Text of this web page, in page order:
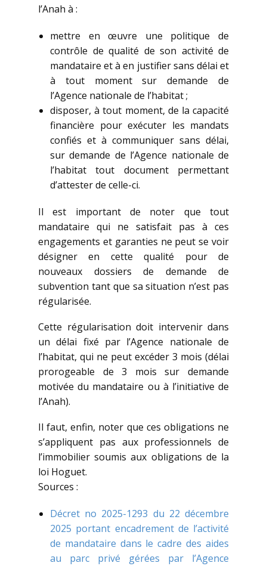
l’Anah à :
mettre en œuvre une politique de
contrôle de qualité de son activité de
mandataire et à en justifier sans délai et
à tout moment sur demande de
l’Agence nationale de l’habitat ;
disposer, à tout moment, de la capacité
financière pour exécuter les mandats
confiés et à communiquer sans délai,
sur demande de l’Agence nationale de
l’habitat tout document permettant
d’attester de celle-ci.
Il est important de noter que tout
mandataire qui ne satisfait pas à ces
engagements et garanties ne peut se voir
désigner en cette qualité pour de
nouveaux dossiers de demande de
subvention tant que sa situation n’est pas
régularisée.
Cette régularisation doit intervenir dans
un délai fixé par l’Agence nationale de
l’habitat, qui ne peut excéder 3 mois (délai
prorogeable de 3 mois sur demande
motivée du mandataire ou à l’initiative de
l’Anah).
Il faut, enfin, noter que ces obligations ne
s’appliquent pas aux professionnels de
l’immobilier soumis aux obligations de la
loi Hoguet.
Sources :
Décret no 2025-1293 du 22 décembre
2025 portant encadrement de l’activité
de mandataire dans le cadre des aides
au parc privé gérées par l’Agence